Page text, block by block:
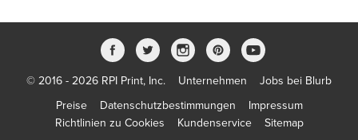
© 2016 - 2026 RPI Print, Inc. Unternehmen
Jobs bei Blurb
Preise
Datenschutzbestimmungen
Impressum
Richtlinien zu Cookies
Kundenservice Sitemap